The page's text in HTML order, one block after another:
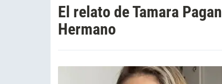
El relato de Tamara
Hermano